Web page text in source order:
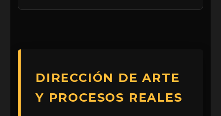
DIRECCIÓN DE ARTE
Y PROCESOS REALES